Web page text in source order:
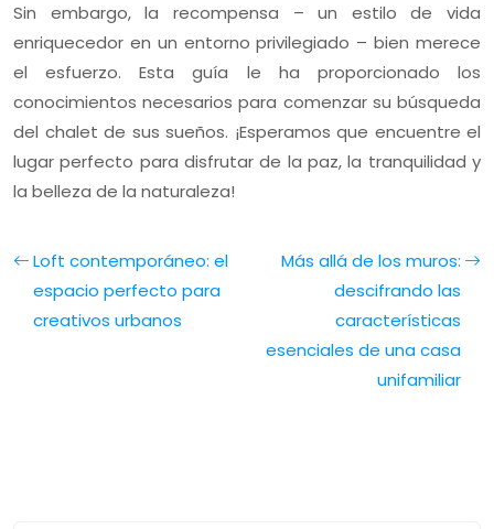
Sin embargo, la recompensa – un estilo de vida
enriquecedor en un entorno privilegiado – bien merece
el esfuerzo. Esta guía le ha proporcionado los
conocimientos necesarios para comenzar su búsqueda
del chalet de sus sueños. ¡Esperamos que encuentre el
lugar perfecto para disfrutar de la paz, la tranquilidad y
la belleza de la naturaleza!
Loft contemporáneo: el
espacio perfecto para
creativos urbanos
Más allá de los muros:
descifrando las
características
esenciales de una casa
unifamiliar